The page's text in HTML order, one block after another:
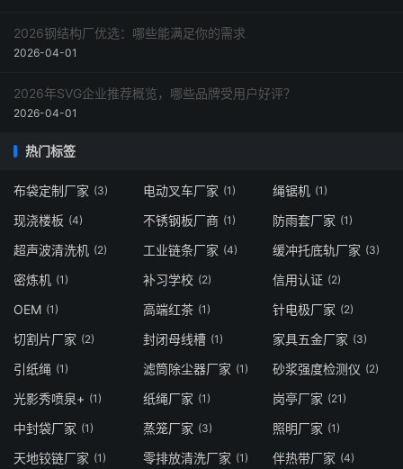
2026钢结构厂优选：哪些能满足你的需求
2026-04-01
2026年SVG企业推荐概览，哪些品牌受用户好评？
2026-04-01
热门标签
布袋定制厂家 (3) 电动叉车厂家 (1) 绳锯机 (1)
现浇楼板 (4) 不锈钢板厂商 (1) 防雨套厂家 (1)
超声波清洗机 (2) 工业链条厂家 (4) 缓冲托底轨厂家 (3)
密炼机 (1) 补习学校 (2) 信用认证 (2)
OEM (1) 高端红茶 (1) 针电极厂家 (2)
切割片厂家 (2) 封闭母线槽 (1) 家具五金厂家 (3)
引纸绳 (1) 滤筒除尘器厂家 (1) 砂浆强度检测仪 (2)
光影秀喷泉+ (1) 纸绳厂家 (1) 岗亭厂家 (21)
中封袋厂家 (1) 蒸笼厂家 (3) 照明厂家 (1)
天地铰链厂家 (1) 零排放清洗厂家 (1) 伴热带厂家 (4)